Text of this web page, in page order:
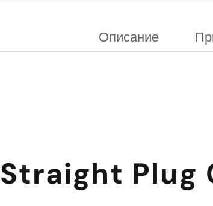
Описание
Straight Plug